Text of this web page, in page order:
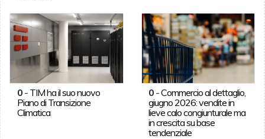
0- TIM ha il suo nuovo
Piano di Transizione
Climatica
0 -Commercio al dettaglio,
giugno 2026: vendite in
lieve calo congiunturale ma
in crescita su base
tendenziale